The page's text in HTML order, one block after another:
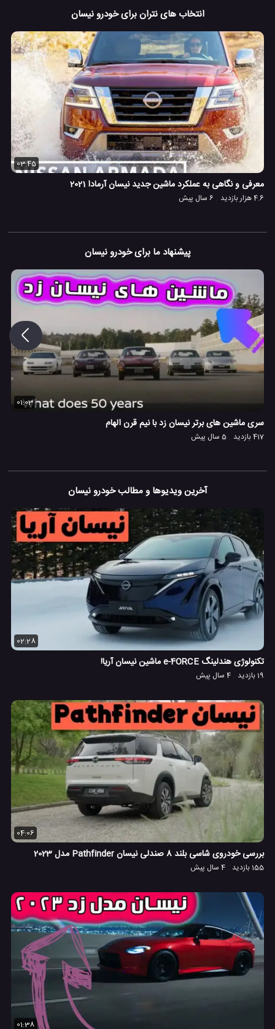
انتخاب های نتران برای خودرو نیسان
03:45
معرفی و نگاهی به عملکرد ماشین جدید نیسان آرمادا 2021
4.6 هزار بازدید 6 سال پیش
پیشنهاد ما برای خودرو نیسان
01:03
سری ماشین های برتر نیسان زد با نیم قرن الهام
417 بازدید 5 سال پیش
آخرین ویدیوها و مطالب خودرو نیسان
02:28
تکنولوژی هندلینگ e-4ORCE ماشین نیسان آریا!
19 بازدید 4 سال پیش
04:06
بررسی خودروی شاسی بلند 8 صندلی نیسان Pathfinder مدل 2023
155 بازدید 4 سال پیش
01:38